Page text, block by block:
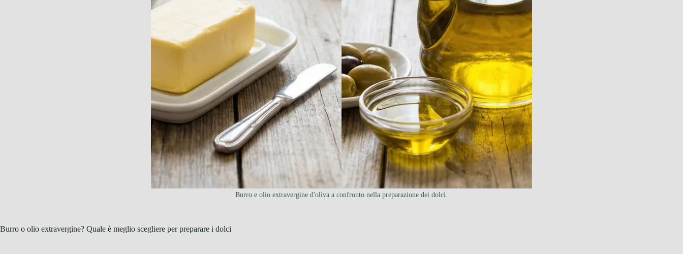
Burro e olio extravergine d'oliva a confronto nella preparazione dei dolci.
Burro o olio extravergine? Quale è meglio scegliere per preparare i dolci